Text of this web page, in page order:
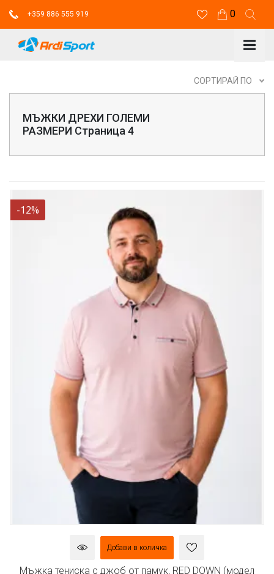
+359 886 555 919 0
МЪЖКИ ДРЕХИ ГОЛЕМИ
РАЗМЕРИ Страница 4
СОРТИРАЙ ПО
-12%
Добави в количка
Мъжка тениска с джоб от памук, RED DOWN (модел